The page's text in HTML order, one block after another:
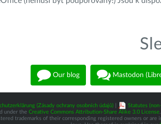
Our blog Mastodon
(Zásady ochrany osobních údajů)| Statutes
under the Creative Commons Attribution-Share Alike 3.0 License
trademarks of their corresponding registered owners or